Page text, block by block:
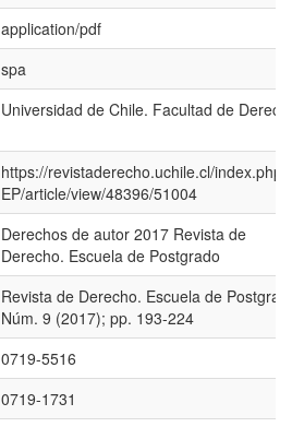
application/pdf
spa
Universidad de Chile. Facultad de
https://revistaderecho.uchile.cl/index.php/
EP/article/view/48396/51004
Derechos de autor 2017 Revista de
Derecho. Escuela de Postgrado
Revista de Derecho. Escuela de
Núm. 9 (2017); pp. 193-224
0719-5516
0719-1731